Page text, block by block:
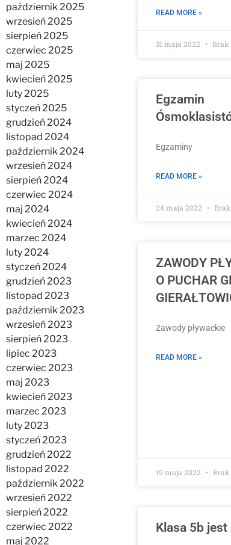
październik 2025
wrzesień 2025
sierpień 2025
czerwiec 2025
maj 2025
kwiecień 2025
luty 2025
styczeń 2025
grudzień 2024
listopad 2024
październik 2024
wrzesień 2024
sierpień 2024
czerwiec 2024
maj 2024
kwiecień 2024
marzec 2024
luty 2024
styczeń 2024
grudzień 2023
listopad 2023
październik 2023
wrzesień 2023
sierpień 2023
lipiec 2023
czerwiec 2023
maj 2023
kwiecień 2023
marzec 2023
luty 2023
styczeń 2023
grudzień 2022
listopad 2022
październik 2022
wrzesień 2022
sierpień 2022
czerwiec 2022
maj 2022
READ MORE »
31 maja 2022
Egzamin
Egzaminy
READ MORE »
24 maja 2022
ZAWODY
O PUCHAR
Zawody pływackie
READ MORE »
19 maja 2022
Klasa 5b jest